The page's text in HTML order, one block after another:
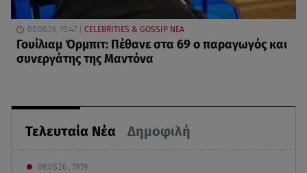
Τελευταία Νέα Δημοφιλή
08.08.26 , 19:19
08.08.26, 10:47 CELEBRITIES & GOSSIP ΝΕΑ
Γουίλιαμ Όρμπιτ: Πέθανε στα 69 ο παραγωγός και
συνεργάτης της Μαντόνα